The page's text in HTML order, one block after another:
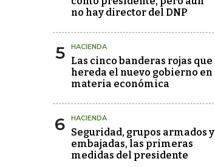
no hay director del DNP
5 HACIENDA
Las cinco banderas rojas que
hereda el nuevo gobierno en
materia económica
6 HACIENDA
Seguridad, grupos armados y
embajadas, las primeras
medidas del presidente